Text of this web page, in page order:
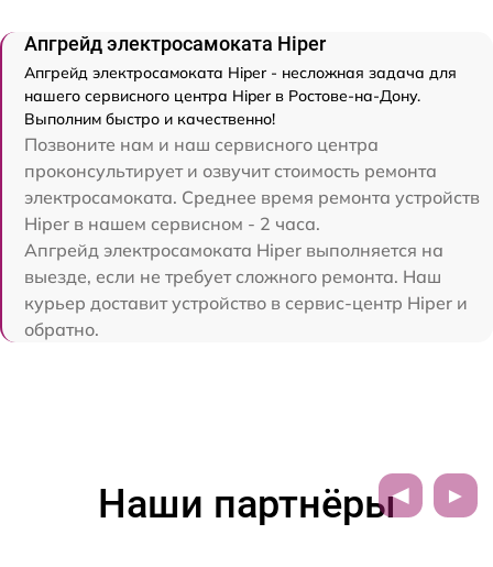
Апгрейд электросамоката Hiper
Апгрейд электросамоката Hiper - несложная задача для
нашего сервисного центра Hiper в Ростове-на-Дону.
Выполним быстро и качественно!
Позвоните нам и наш сервисного центра
проконсультирует и озвучит стоимость ремонта
электросамоката. Среднее время ремонта устройств
Hiper в нашем сервисном - 2 часа.
Апгрейд электросамоката Hiper выполняется на
выезде, если не требует сложного ремонта. Наш
курьер доставит устройство в сервис-центр Hiper и
обратно.
Наши партнёры